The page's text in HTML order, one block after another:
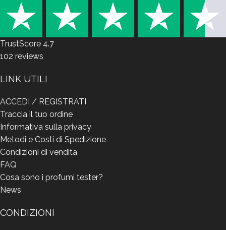
TrustScore 4.7
102 reviews
LINK UTILI
ACCEDI / REGISTRATI
Traccia il tuo ordine
Informativa sulla privacy
Metodi e Costi di Spedizione
Condizioni di vendita
FAQ
Cosa sono i profumi tester?
News
CONDIZIONI